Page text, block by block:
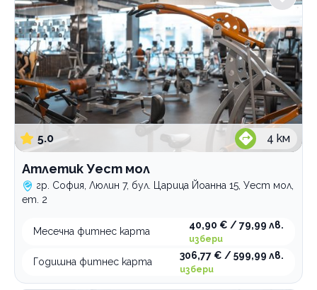
5.0 4 км
Атлетик Уест мол
гр. София, Люлин 7, бул. Царица Йоанна 15, Уест мол,
ет. 2
Месечна фитнес карта
40,90 € / 79,99 лв.
избери
Годишна фитнес карта
306,77 € / 599,99 лв.
избери
Фитнес
Гимнастика
Катерене
Спортни лагери и програми
Спортна стрелба
Плуване
Тенис на корт
Зимни спортове
Футбол
По домовете